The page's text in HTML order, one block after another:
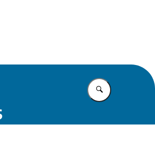
Vul in wat u